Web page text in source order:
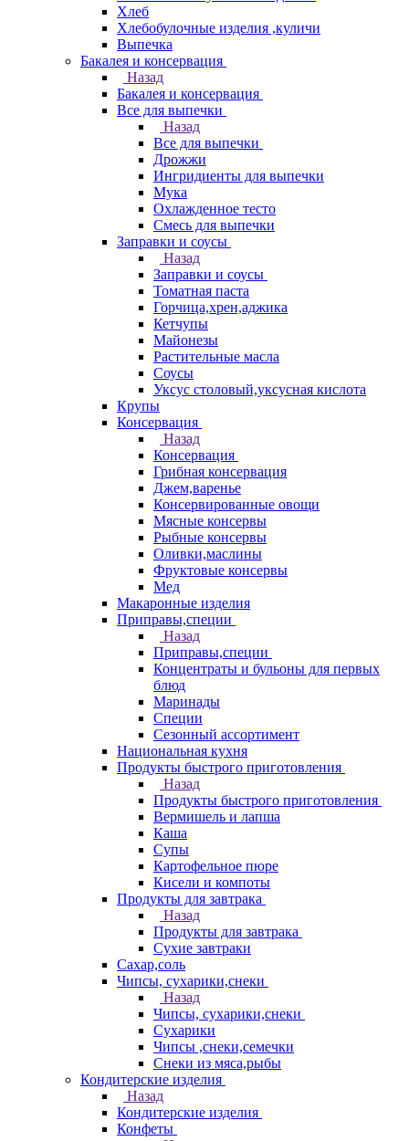
Хлеб
Хлебобулочные изделия ,куличи
Выпечка
Бакалея и консервация
Назад
Бакалея и консервация
Все для выпечки
Назад
Все для выпечки
Дрожжи
Ингридиенты для выпечки
Мука
Охлажденное тесто
Смесь для выпечки
Заправки и соусы
Назад
Заправки и соусы
Томатная паста
Горчица,хрен,аджика
Кетчупы
Майонезы
Растительные масла
Соусы
Уксус столовый,уксусная кислота
Крупы
Консервация
Назад
Консервация
Грибная консервация
Джем,варенье
Консервированные овощи
Мясные консервы
Рыбные консервы
Оливки,маслины
Фруктовые консервы
Мед
Макаронные изделия
Приправы,специи
Назад
Приправы,специи
Концентраты и бульоны для первых
блюд
Маринады
Специи
Сезонный ассортимент
Национальная кухня
Продукты быстрого приготовления
Назад
Продукты быстрого приготовления
Вермишель и лапша
Каша
Супы
Картофельное пюре
Кисели и компоты
Продукты для завтрака
Назад
Продукты для завтрака
Сухие завтраки
Сахар,соль
Чипсы, сухарики,снеки
Назад
Чипсы, сухарики,снеки
Сухарики
Чипсы ,снеки,семечки
Снеки из мяса,рыбы
Кондитерские изделия
Назад
Кондитерские изделия
Конфеты